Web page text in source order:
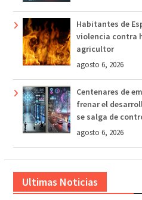
Habitantes de
violencia contra
agricultor
agosto 6, 2026
Centenares de
frenar el
se salga de
agosto 6, 2026
Ultimas Noticias